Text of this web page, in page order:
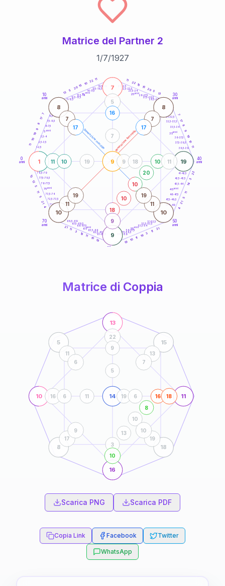
Matrice del Partner 2
1/7/1927
generazione maschile generazione femminile
0
anni
10
anni
30
anni
40
anni
50
anni
60
70
anni
1-2,5
2,5-3,5
3,5-4
6-7,5
7,5-8,5
8,5-9
11-12,5
12,5-13,5
13,5-14
16-17,5
17,5-18,5
18,5-19 21-22,5
22,5-23,5
23,5-24
26-27,5
27,5-28,5
28,5-29
31-32,5
32,5-33,5
33,5-34
36-37,5
37,5-38,5
38,5-39
41-42,5
42,5-43,5
43,5-44
46-47,5
47,5-48,5
48,5-49
51-52,5
52,5-53,5
53,5-54
56-57,5
57,5-58,5
58,5-59
61-62,5
62,5-63,5
63,5-64
66-67,5
67,5-68,5
68,5-69
71-72,5
72,5-73,5
73,5-74
76-77,5
77,5-78,5
78,5-79
11
10
19
9
8
17
7
13
5
20
15
10
22 11 11
22 10
15
20 5
13
7
17
8
9
19
10
11
22
3
14
11
5
21
4
21
11
3
19
11
10
19
19
10
11
19
3
11
21
4
21
5
11
5
12
13
1
7
19
9
9
8 8
10 10
18
10
10
20
10
11
5
11
9
10
16
9 18
19
7
7
17
7
17
11
19
11
19
5anni
15 anni 25anni
35anni
45anni
55anni
65anni
75anni
Matrice di Coppia
10
13
11
16
14
5 15
8 18
3
13
10
8
16
16
22
18
10
6
9
19 6
11
5
11
6
13
7
17
9
19
10
Scarica PNG Scarica PDF
Copia Link Facebook Twitter
WhatsApp